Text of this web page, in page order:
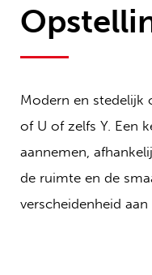
Modern en stedelijk
of U of zelfs Y. Een
aannemen,
de ruimte en de
verscheidenheid